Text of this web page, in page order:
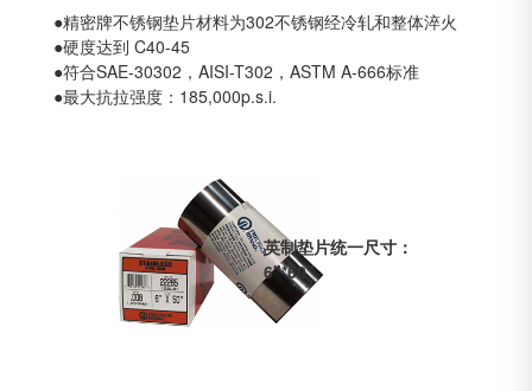
●精密牌不锈钢垫片材料为302不锈钢经冷轧和整体淬火
●硬度达到 C40-45
●符合SAE-30302，AISI-T302，ASTM A-666标准
●最大抗拉强度：185,000p.s.i.
英制垫片统一尺寸：
6"*60"